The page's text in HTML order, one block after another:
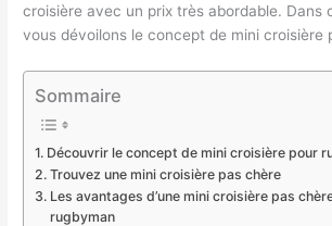
croisière avec un prix très abordable. Dans
vous dévoilons le concept de mini croisière
Sommaire
Découvrir le concept de mini croisière pour
Trouvez une mini croisière pas chère
Les avantages d’une mini croisière pas
rugbyman